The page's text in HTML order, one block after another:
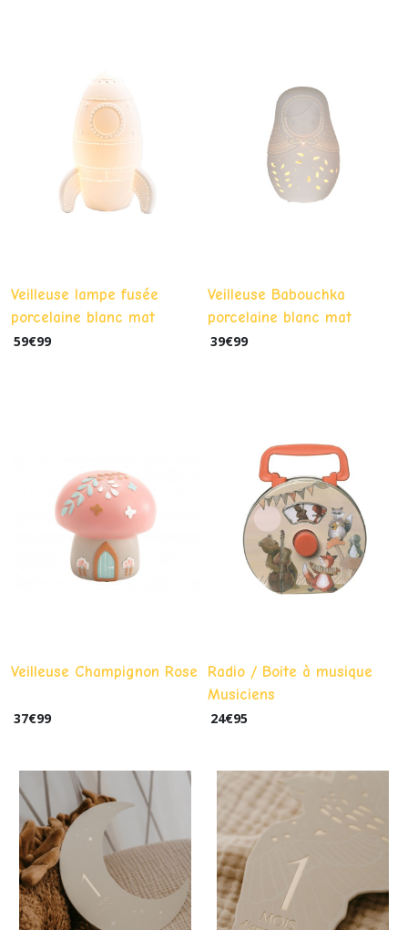
Veilleuse lampe fusée
porcelaine blanc mat
59€99
Veilleuse Babouchka
porcelaine blanc mat
39€99
Veilleuse Champignon Rose
37€99
Radio / Boite à musique
Musiciens
24€95